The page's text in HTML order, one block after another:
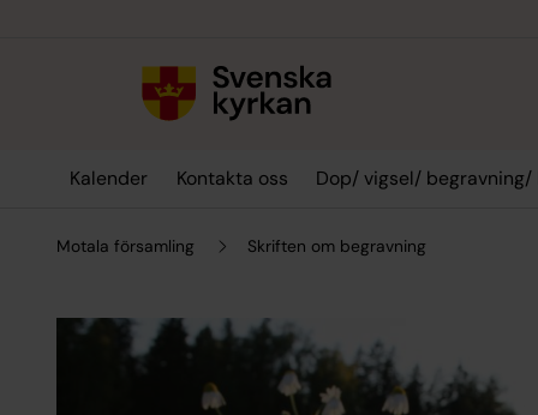
Kalender Kontakta oss Dop/ vigsel/ begravning/
Motala församling Skriften om begravning